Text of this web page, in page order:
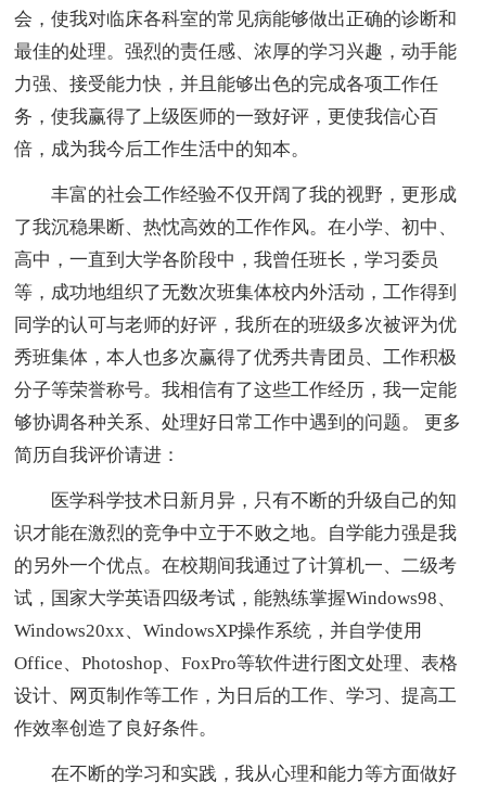
会，使我对临床各科室的常见病能够做出正确的诊断和
最佳的处理。强烈的责任感、浓厚的学习兴趣，动手能
力强、接受能力快，并且能够出色的完成各项工作任
务，使我赢得了上级医师的一致好评，更使我信心百
倍，成为我今后工作生活中的知本。
丰富的社会工作经验不仅开阔了我的视野，更形成
了我沉稳果断、热忱高效的工作作风。在小学、初中、
高中，一直到大学各阶段中，我曾任班长，学习委员
等，成功地组织了无数次班集体校内外活动，工作得到
同学的认可与老师的好评，我所在的班级多次被评为优
秀班集体，本人也多次赢得了优秀共青团员、工作积极
分子等荣誉称号。我相信有了这些工作经历，我一定能
够协调各种关系、处理好日常工作中遇到的问题。 更多
简历自我评价请进：
医学科学技术日新月异，只有不断的升级自己的知
识才能在激烈的竞争中立于不败之地。自学能力强是我
的另外一个优点。在校期间我通过了计算机一、二级考
试，国家大学英语四级考试，能熟练掌握Windows98、
Windows20xx、WindowsXP操作系统，并自学使用
Office、Photoshop、FoxPro等软件进行图文处理、表格
设计、网页制作等工作，为日后的工作、学习、提高工
作效率创造了良好条件。
在不断的学习和实践，我从心理和能力等方面做好